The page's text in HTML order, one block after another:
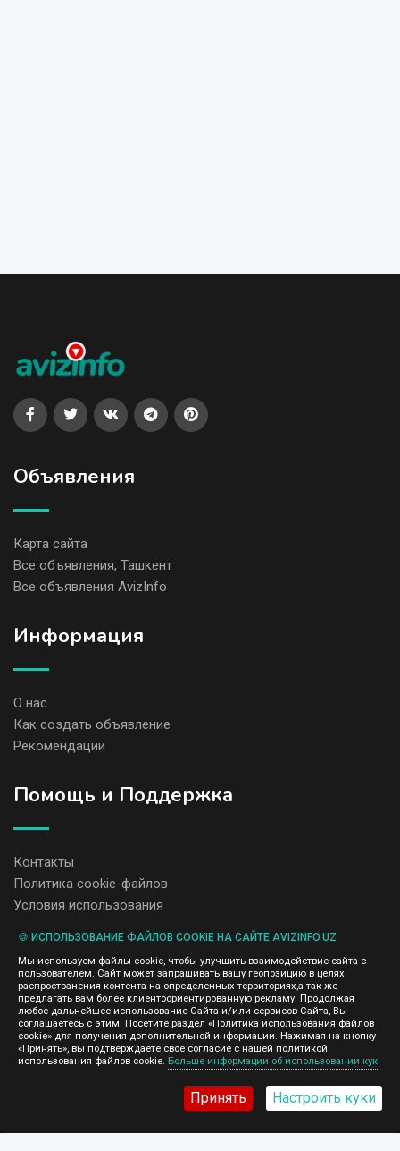
Объявления
Карта сайта
Все объявления, Ташкент
Все объявления AvizInfo
Информация
О нас
Как создать объявление
Рекомендации
Помощь и Поддержка
Контакты
Политика cookie-файлов
Условия использования
содержание размещенных объявлений.
Мы ценим конфиденциальность наших пользователей. Мы не
передаем и не продаем личную информацию зарегистрированных
пользователей AvizInfo.uz третьим лицам. Мы не отвечаем за
правила конфиденциальности сайтов на которые ссылается
AvizInfo.uz. На некоторых страницах нашего сайта представлена
реклама Google Adsense Advertising Network. Чтобы узнать
подробней о правилах конфиденциальности Googleнажмите тут
🍪 ИСПОЛЬЗОВАНИЕ ФАЙЛОВ COOKIE НА САЙТЕ AVIZINFO.UZ
Мы используем файлы cookie, чтобы улучшить взаимодействие сайта с
пользователем. Сайт может запрашивать вашу геопозицию в целях
распространения контента на определенных территориях,а так же
предлагать вам более клиентоориентированную рекламу. Продолжая
любое дальнейшее использование Сайта и/или сервисов Сайта, Вы
соглашаетесь с этим. Посетите раздел «Политика использования файлов
cookie» для получения дополнительной информации. Нажимая на кнопку
«Принять», вы подтверждаете свое согласие с нашей политикой
использования файлов cookie. Больше информации об использовании кук
Принять Настроить куки